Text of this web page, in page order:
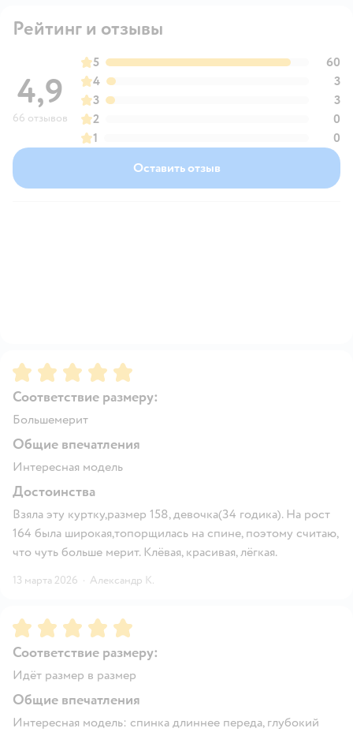
Рейтинг и отзывы
4,9
66 отзывов
5
60
4
3
3
3
2
0
1
0
Оставить отзыв
Рейтинг:5
Соответствие размеру:
Большемерит
Общие впечатления
Интересная модель
Достоинства
Взяла эту куртку,размер 158, девочка(34 годика). На рост
164 была широкая,топорщилась на спине, поэтому считаю,
что чуть больше мерит. Клёвая, красивая, лёгкая.
13 марта 2026 · Александр К.
Рейтинг:5
Соответствие размеру:
Идёт размер в размер
Общие впечатления
Интересная модель: спинка длиннее переда, глубокий